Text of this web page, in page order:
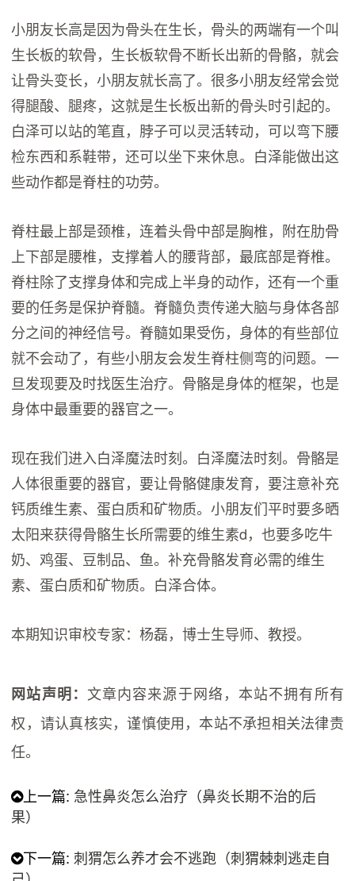
小朋友长高是因为骨头在生长，骨头的两端有一个叫
生长板的软骨，生长板软骨不断长出新的骨骼，就会
让骨头变长，小朋友就长高了。很多小朋友经常会觉
得腿酸、腿疼，这就是生长板出新的骨头时引起的。
白泽可以站的笔直，脖子可以灵活转动，可以弯下腰
检东西和系鞋带，还可以坐下来休息。白泽能做出这
些动作都是脊柱的功劳。
脊柱最上部是颈椎，连着头骨中部是胸椎，附在肋骨
上下部是腰椎，支撑着人的腰背部，最底部是脊椎。
脊柱除了支撑身体和完成上半身的动作，还有一个重
要的任务是保护脊髓。脊髓负责传递大脑与身体各部
分之间的神经信号。脊髓如果受伤，身体的有些部位
就不会动了，有些小朋友会发生脊柱侧弯的问题。一
旦发现要及时找医生治疗。骨骼是身体的框架，也是
身体中最重要的器官之一。
现在我们进入白泽魔法时刻。白泽魔法时刻。骨骼是
人体很重要的器官，要让骨骼健康发育，要注意补充
钙质维生素、蛋白质和矿物质。小朋友们平时要多晒
太阳来获得骨骼生长所需要的维生素d，也要多吃牛
奶、鸡蛋、豆制品、鱼。补充骨骼发育必需的维生
素、蛋白质和矿物质。白泽合体。
本期知识审校专家：杨磊，博士生导师、教授。
网站声明： 文章内容来源于网络，本站不拥有所有
权，请认真核实，谨慎使用，本站不承担相关法律责
任。
上一篇: 急性鼻炎怎么治疗（鼻炎长期不治的后
果）
下一篇: 刺猬怎么养才会不逃跑（刺猬棘刺逃走自